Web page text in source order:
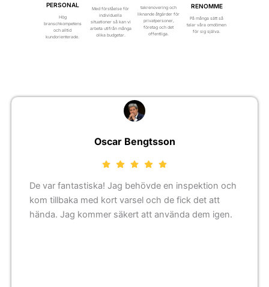
PERSONAL
Hög
branschkompetens
och alltid
kundorienterade.
Med förståelse för
individuella
situationer så kan vi
arbeta utifrån många
olika budgetar.
takrenovering och
liknande åtgärder för
privatpersoner,
företag och det
offentliga.
RENOMME
På många sätt så
talar våra omdömen
för sig själva.
Oscar Bengtsson
De var fantastiska! Jag behövde en inspektion och
kom tillbaka med kort varsel och de fick det att
hända. Jag kommer säkert att använda dem igen.